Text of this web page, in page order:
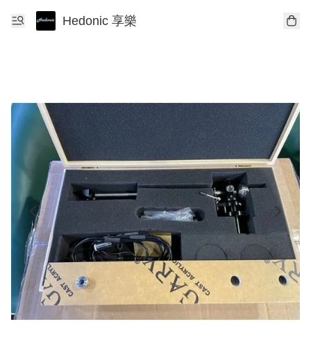
Hedonic 享樂